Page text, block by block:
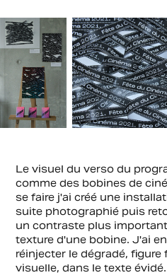
Le visuel du verso du
comme des bobines de
se faire j'ai créé une
suite photographié puis
un contraste plus
texture d'une bobine. J'ai
réinjecter le dégradé,
visuelle, dans le texte évidé.